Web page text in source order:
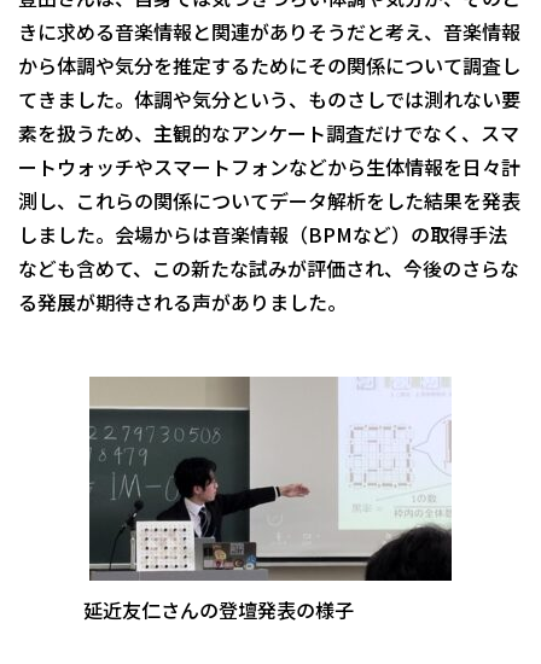
きに求める音楽情報と関連がありそうだと考え、音楽情報
から体調や気分を推定するためにその関係について調査し
てきました。体調や気分という、ものさしでは測れない要
素を扱うため、主観的なアンケート調査だけでなく、スマ
ートウォッチやスマートフォンなどから生体情報を日々計
測し、これらの関係についてデータ解析をした結果を発表
しました。会場からは音楽情報（BPMなど）の取得手法
なども含めて、この新たな試みが評価され、今後のさらな
る発展が期待される声がありました。
延近友仁さんの登壇発表の様子